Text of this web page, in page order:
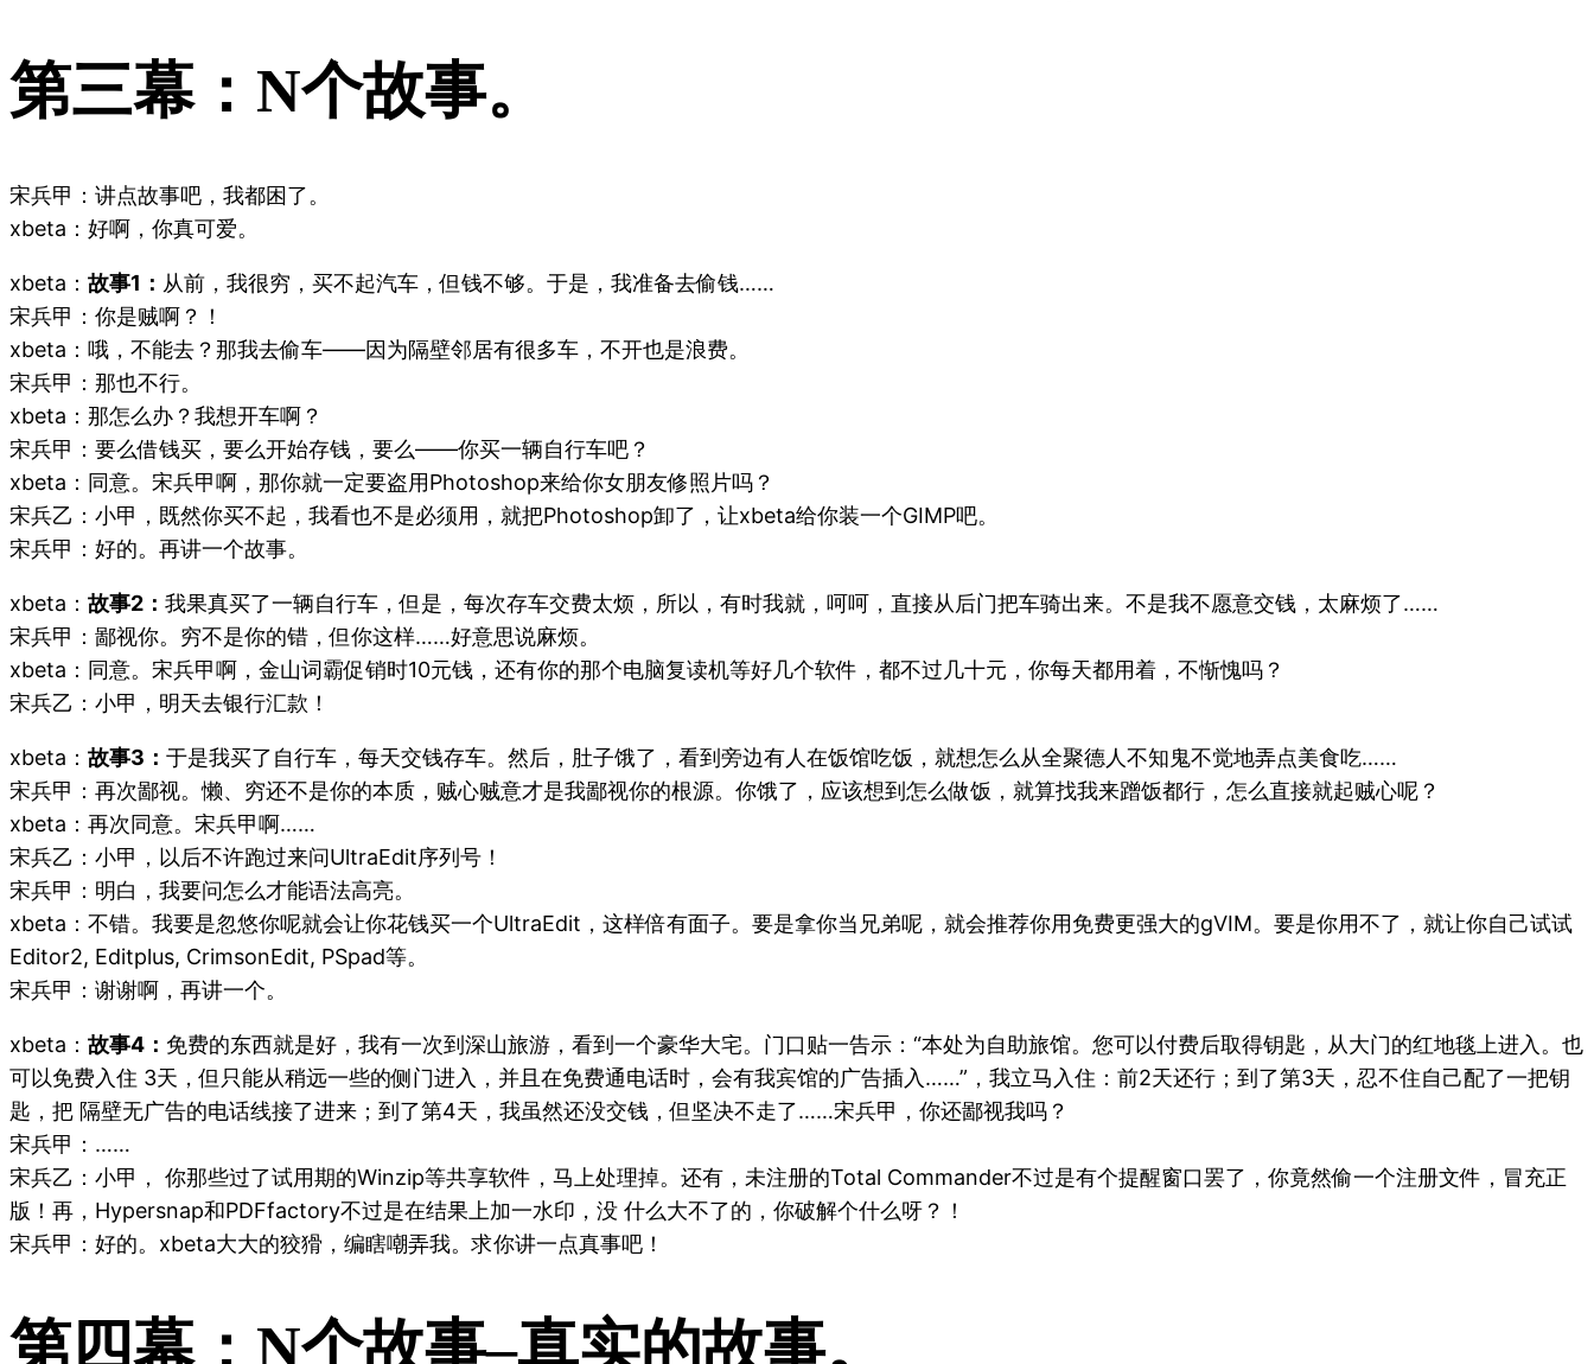
第三幕：N个故事。
宋兵甲：讲点故事吧，我都困了。
xbeta：好啊，你真可爱。
xbeta： 故事1： 从前，我很穷，买不起汽车，但钱不够。于是，我准备去偷钱……
宋兵甲：你是贼啊？！
xbeta：哦，不能去？那我去偷车——因为隔壁邻居有很多车，不开也是浪费。
宋兵甲：那也不行。
xbeta：那怎么办？我想开车啊？
宋兵甲：要么借钱买，要么开始存钱，要么——你买一辆自行车吧？
xbeta：同意。宋兵甲啊，那你就一定要盗用Photoshop来给你女朋友修照片吗？
宋兵乙：小甲，既然你买不起，我看也不是必须用，就把Photoshop卸了，让xbeta给你装一个GIMP吧。
宋兵甲：好的。再讲一个故事。
xbeta： 故事2： 我果真买了一辆自行车，但是，每次存车交费太烦，所以，有时我就，呵呵，直接从后门把车骑出来。不是我不愿意交钱，太麻烦了……
宋兵甲：鄙视你。穷不是你的错，但你这样……好意思说麻烦。
xbeta：同意。宋兵甲啊，金山词霸促销时10元钱，还有你的那个电脑复读机等好几个软件，都不过几十元，你每天都用着，不惭愧吗？
宋兵乙：小甲，明天去银行汇款！
xbeta： 故事3： 于是我买了自行车，每天交钱存车。然后，肚子饿了，看到旁边有人在饭馆吃饭，就想怎么从全聚德人不知鬼不觉地弄点美食吃……
宋兵甲：再次鄙视。懒、穷还不是你的本质，贼心贼意才是我鄙视你的根源。你饿了，应该想到怎么做饭，就算找我来蹭饭都行，怎么直接就起贼心呢？
xbeta：再次同意。宋兵甲啊……
宋兵乙：小甲，以后不许跑过来问UltraEdit序列号！
宋兵甲：明白，我要问怎么才能语法高亮。
xbeta：不错。我要是忽悠你呢就会让你花钱买一个UltraEdit，这样倍有面子。要是拿你当兄弟呢，就会推荐你用免费更强大的gVIM。要是你用不了，就让你自己试试
Editor2, Editplus, CrimsonEdit, PSpad等。
宋兵甲：谢谢啊，再讲一个。
xbeta： 故事4： 免费的东西就是好，我有一次到深山旅游，看到一个豪华大宅。门口贴一告示：“本处为自助旅馆。您可以付费后取得钥匙，从大门的红地毯上进入。也
可以免费入住 3天，但只能从稍远一些的侧门进入，并且在免费通电话时，会有我宾馆的广告插入……”，我立马入住：前2天还行；到了第3天，忍不住自己配了一把钥
匙，把 隔壁无广告的电话线接了进来；到了第4天，我虽然还没交钱，但坚决不走了……宋兵甲，你还鄙视我吗？
宋兵甲：……
宋兵乙：小甲， 你那些过了试用期的Winzip等共享软件，马上处理掉。还有，未注册的Total Commander不过是有个提醒窗口罢了，你竟然偷一个注册文件，冒充正
版！再，Hypersnap和PDFfactory不过是在结果上加一水印，没 什么大不了的，你破解个什么呀？！
宋兵甲：好的。xbeta大大的狡猾，编瞎嘲弄我。求你讲一点真事吧！
第四幕：N个故事–真实的故事。